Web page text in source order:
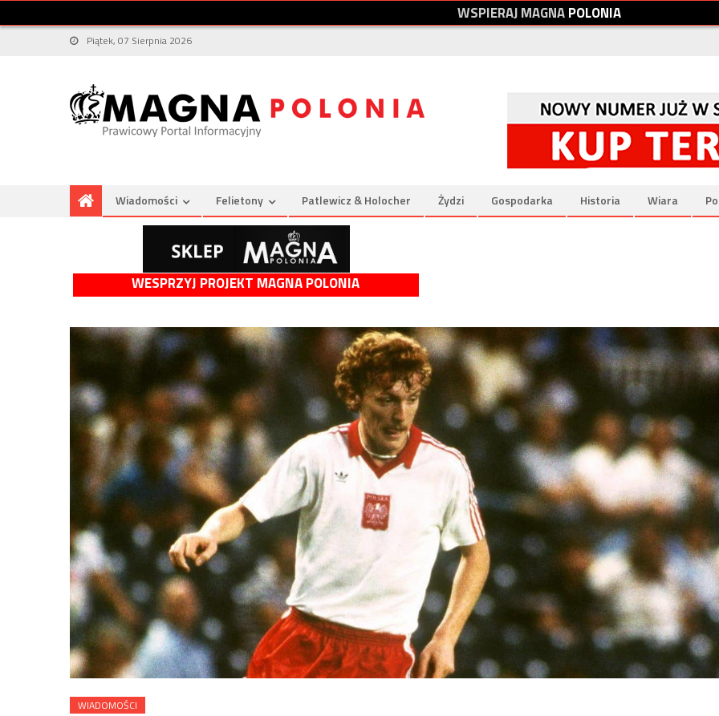
WSPIERAJMAGNAPOLONIA
Piątek, 07 Sierpnia 2026
Wiadomości Felietony Patlewicz & Holocher Żydzi Gospodarka Historia Wiara
WESPRZYJ PROJEKT MAGNA POLONIA
WIADOMOŚCI